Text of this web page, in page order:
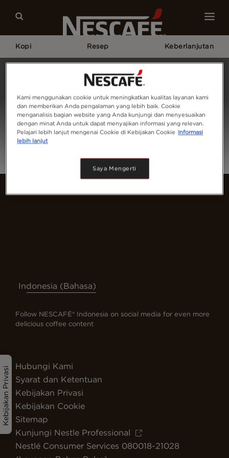
Kopi Resep Keberlanjutan
Kebijakan Privasi
Indonesia (Bahasa)
Follow NESCAFÉ® Indonesia on social media for even more
delicious coffee content
Hubungi Kami
Syarat dan Ketentuan
Kebijakan Privasi
Kebijakan Cookie
Sitemap
Kunjungi Nestle Professional
Nestlé Consumer Services 080018-21028
Kami menggunakan cookie untuk meningkatkan kualitas layanan kami
dan memberikan Anda pengalaman yang lebih baik. Cookie
menganalisis bagian website yang Anda kunjungi dan menyesuaikan
dengan minat Anda untuk dapat menyajikan informasi yang relevan.
Pelajari lebih lanjut mengenai Cookie di Kebijakan Cookie Informasi
lebih lanjut
Saya Mengerti